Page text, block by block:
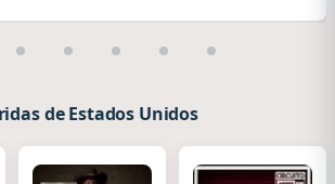
de Estados Unidos